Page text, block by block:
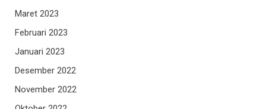
Maret 2023
Februari 2023
Januari 2023
Desember 2022
November 2022